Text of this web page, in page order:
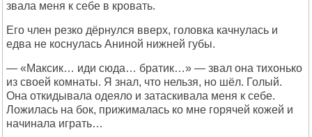
звала меня к себе в кровать.
Его член резко дёрнулся вверх, головка качнулась и
едва не коснулась Аниной нижней губы.
— «Максик… иди сюда… братик…» — звал она тихонько
из своей комнаты. Я знал, что нельзя, но шёл. Голый.
Она откидывала одеяло и затаскивала меня к себе.
Ложилась на бок, прижималась ко мне горячей кожей и
начинала играть…